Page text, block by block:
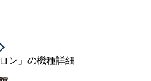
ン」の機種詳細